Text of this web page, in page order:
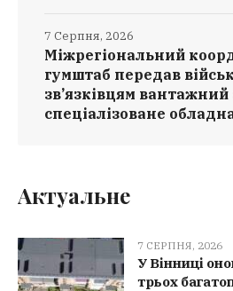
Міжрегіональний
гумштаб передав
зв’язківцям вантажний
спеціалізоване
7 Серпня, 2026
Актуальне
7 СЕРПНЯ, 2026
У Вінниці
трьох